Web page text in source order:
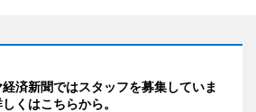
済新聞ではスタッフを募集していま
くはこちらから。